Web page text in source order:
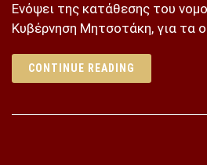
Ενόψει της κατάθεσης του
Κυβέρνηση Μητσοτάκη, για τα
CONTINUE READING